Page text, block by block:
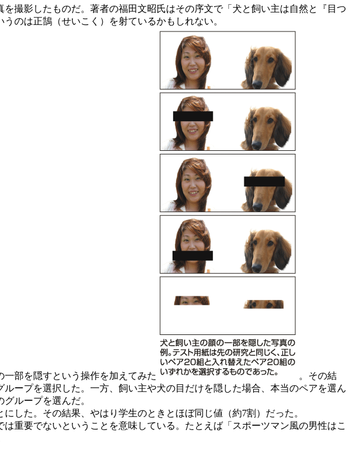
撮影したものだ。著者の福田文昭氏はその序文で「犬と飼い主は自然と『目つ
のは正鵠（せいこく）を射ているかもしれない。
部を隠すという操作を加えてみた
。その結
ープを選択した。一方、飼い主や犬の目だけを隠した場合、本当のペアを選ん
ループを選んだ。
した。その結果、やはり学生のときとほぼ同じ値（約7割）だった。
重要でないということを意味している。たとえば「スポーツマン風の男性はこ